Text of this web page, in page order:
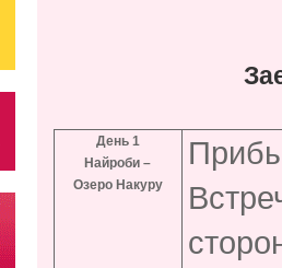
День 1
Найроби –
Озеро Накуру